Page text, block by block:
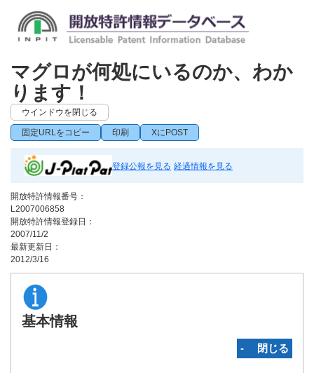
マグロが何処にいるのか、わか
ります！
ウインドウを閉じる
固定URLをコピー 印刷 XにPOST
登録公報を見る 経過情報を見る
開放特許情報番号：
L2007006858
開放特許情報登録日：
2007/11/2
最新更新日：
2012/3/16
基本情報
‐ 閉じる